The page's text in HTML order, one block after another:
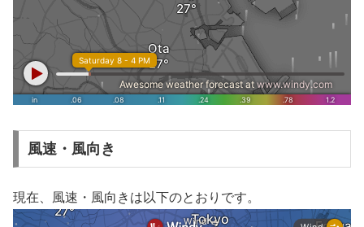
風速・風向き
現在、風速・風向きは以下のとおりです。